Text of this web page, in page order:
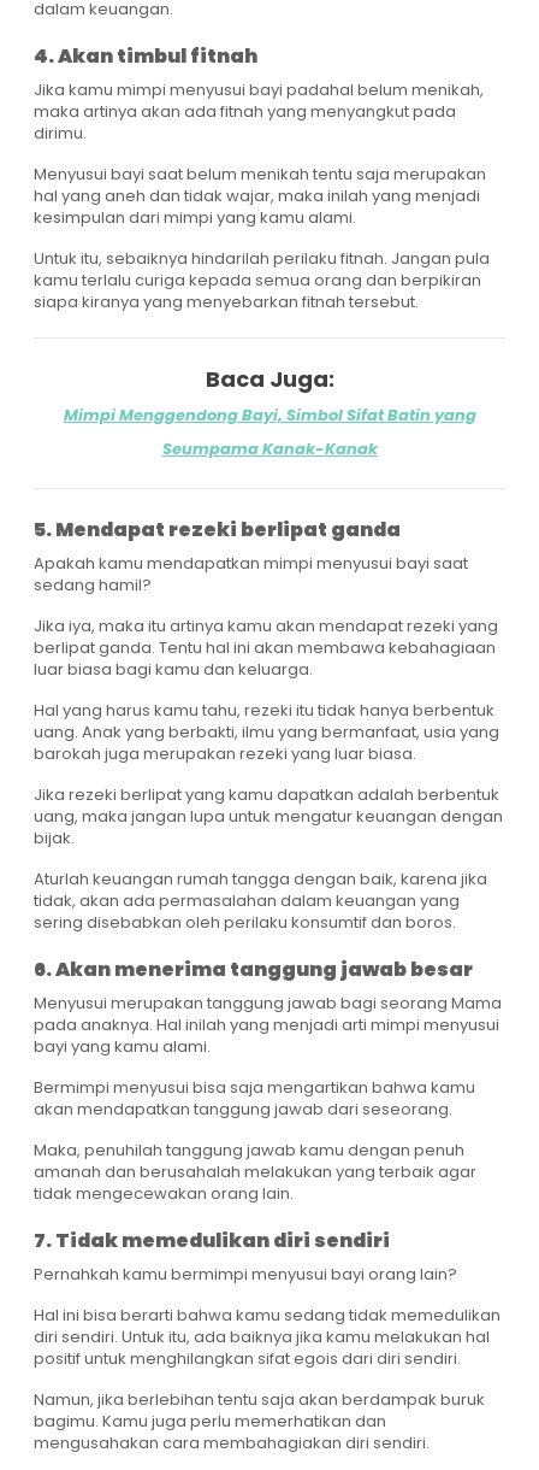
dalam keuangan.
4. Akan timbul fitnah
Jika kamu mimpi menyusui bayi padahal belum menikah,
maka artinya akan ada fitnah yang menyangkut pada
dirimu.
Menyusui bayi saat belum menikah tentu saja merupakan
hal yang aneh dan tidak wajar, maka inilah yang menjadi
kesimpulan dari mimpi yang kamu alami.
Untuk itu, sebaiknya hindarilah perilaku fitnah. Jangan pula
kamu terlalu curiga kepada semua orang dan berpikiran
siapa kiranya yang menyebarkan fitnah tersebut.
Baca Juga:
Mimpi Menggendong Bayi, Simbol Sifat Batin yang
Seumpama Kanak-Kanak
5. Mendapat rezeki berlipat ganda
Apakah kamu mendapatkan mimpi menyusui bayi saat
sedang hamil?
Jika iya, maka itu artinya kamu akan mendapat rezeki yang
berlipat ganda. Tentu hal ini akan membawa kebahagiaan
luar biasa bagi kamu dan keluarga.
Hal yang harus kamu tahu, rezeki itu tidak hanya berbentuk
uang. Anak yang berbakti, ilmu yang bermanfaat, usia yang
barokah juga merupakan rezeki yang luar biasa.
Jika rezeki berlipat yang kamu dapatkan adalah berbentuk
uang, maka jangan lupa untuk mengatur keuangan dengan
bijak.
Aturlah keuangan rumah tangga dengan baik, karena jika
tidak, akan ada permasalahan dalam keuangan yang
sering disebabkan oleh perilaku konsumtif dan boros.
6. Akan menerima tanggung jawab besar
Menyusui merupakan tanggung jawab bagi seorang Mama
pada anaknya. Hal inilah yang menjadi arti mimpi menyusui
bayi yang kamu alami.
Bermimpi menyusui bisa saja mengartikan bahwa kamu
akan mendapatkan tanggung jawab dari seseorang.
Maka, penuhilah tanggung jawab kamu dengan penuh
amanah dan berusahalah melakukan yang terbaik agar
tidak mengecewakan orang lain.
7. Tidak memedulikan diri sendiri
Pernahkah kamu bermimpi menyusui bayi orang lain?
Hal ini bisa berarti bahwa kamu sedang tidak memedulikan
diri sendiri. Untuk itu, ada baiknya jika kamu melakukan hal
positif untuk menghilangkan sifat egois dari diri sendiri.
Namun, jika berlebihan tentu saja akan berdampak buruk
bagimu. Kamu juga perlu memerhatikan dan
mengusahakan cara membahagiakan diri sendiri.